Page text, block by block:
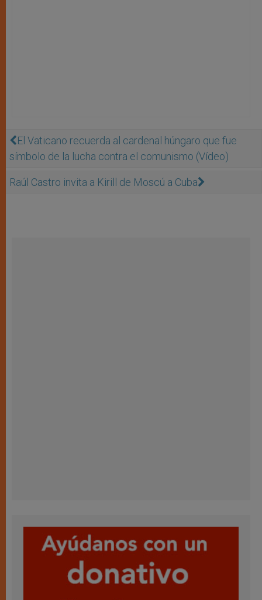
El Vaticano recuerda al cardenal húngaro que fue
símbolo de la lucha contra el comunismo (Vídeo)
Raúl Castro invita a Kirill de Moscú a Cuba